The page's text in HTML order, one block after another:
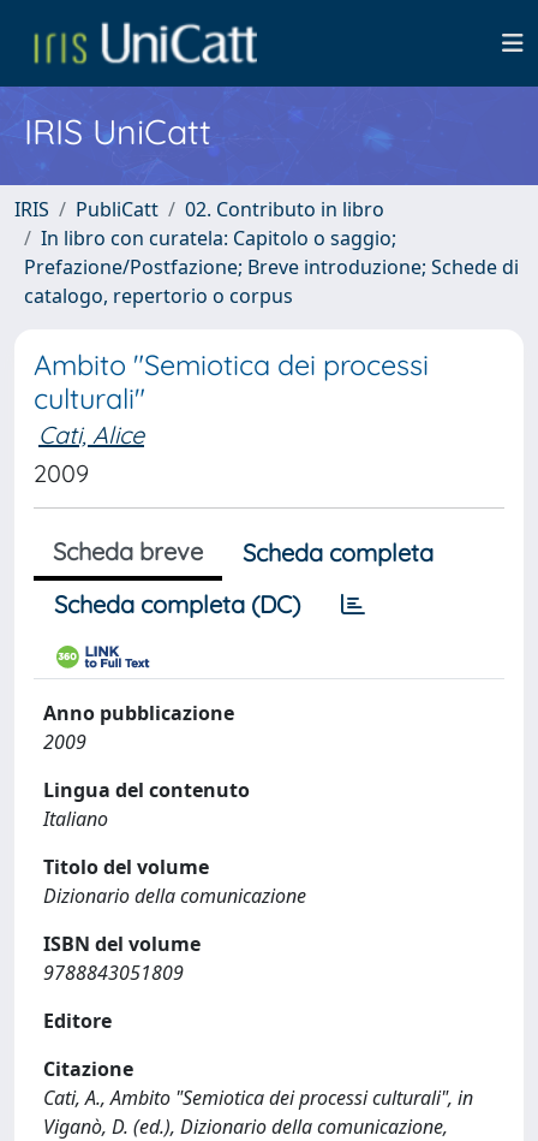
IRIS UniCatt
IRIS PubliCatt
02. Contributo in libro
In libro con curatela: Capitolo o saggio;
Prefazione/Postfazione; Breve introduzione; Schede di
catalogo, repertorio o corpus
Ambito "Semiotica dei processi
culturali"
Cati, Alice
2009
Scheda breve
Scheda completa
Scheda completa (DC)
Anno pubblicazione
2009
Lingua del contenuto
Italiano
Titolo del volume
Dizionario della comunicazione
ISBN del volume
9788843051809
Editore
Citazione
Cati, A., Ambito "Semiotica dei processi culturali", in
Viganò, D. (ed.), Dizionario della comunicazione,